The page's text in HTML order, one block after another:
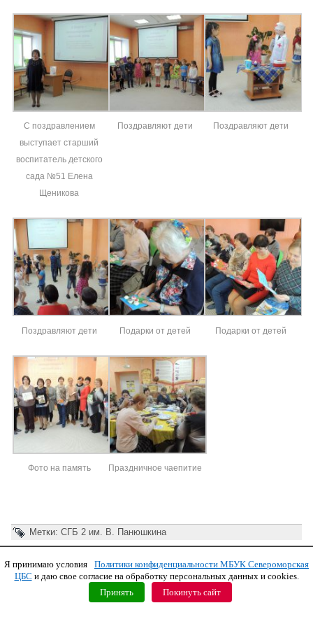
С поздравлением
выступает старший
воспитатель детского
сада №51 Елена
Щеникова
Поздравляют дети Поздравляют дети
Поздравляют дети Подарки от детей Подарки от детей
Фото на память Праздничное чаепитие
Метки: СГБ 2 им. В. Панюшкина
Copyright © 2011 МБУК СЦБС
Я принимаю условия
Политики конфиденциальности МБУК Североморская
ЦБС и даю свое согласие на обработку персональных данных и cookies.
Принять
Покинуть сайт